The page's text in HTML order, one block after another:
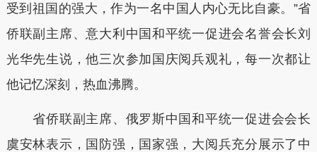
受到祖国的强大，作为一名中国人内心无比自豪。”省
侨联副主席、意大利中国和平统一促进会名誉会长刘
光华先生说，他三次参加国庆阅兵观礼，每一次都让
他记忆深刻，热血沸腾。
省侨联副主席、俄罗斯中国和平统一促进会会长
虞安林表示，国防强，国家强，大阅兵充分展示了中